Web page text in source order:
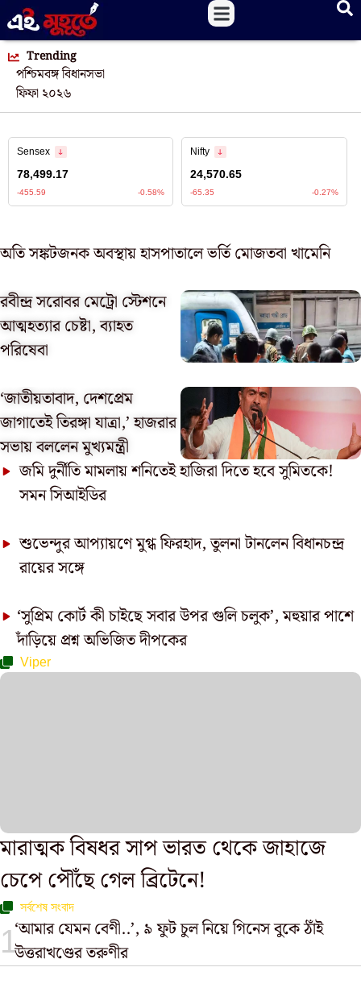
Trending
পশ্চিমবঙ্গ বিধানসভা
ফিফা ২০২৬
অতি সঙ্কটজনক অবস্থায় হাসপাতালে ভর্তি মোজতবা খামেনি
রবীন্দ্র সরোবর মেট্রো স্টেশনে
আত্মহত্যার চেষ্টা, ব্যাহত
পরিষেবা
‘জাতীয়তাবাদ, দেশপ্রেম
জাগাতেই তিরঙ্গা যাত্রা,’ হাজরার
সভায় বললেন মুখ্যমন্ত্রী
জমি দুর্নীতি মামলায় শনিতেই হাজিরা দিতে হবে সুমিতকে!
সমন সিআইডির
শুভেন্দুর আপ্যায়ণে মুগ্ধ ফিরহাদ, তুলনা টানলেন বিধানচন্দ্র
রায়ের সঙ্গে
‘সুপ্রিম কোর্ট কী চাইছে সবার উপর গুলি চলুক’, মহুয়ার পাশে
দাঁড়িয়ে প্রশ্ন অভিজিত দীপকের
Viper
মারাত্মক বিষধর সাপ ভারত থেকে জাহাজে
চেপে পৌঁছে গেল ব্রিটেনে!
সর্বশেষ সংবাদ
‘আমার যেমন বেণী..’, ৯ ফুট চুল নিয়ে গিনেস বুকে ঠাঁই
উত্তরাখণ্ডের তরুণীর